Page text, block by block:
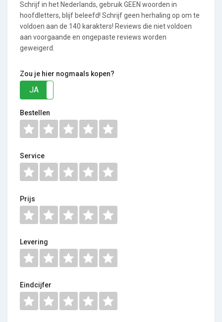
Schrijf in het Nederlands, gebruik GEEN woorden in
hoofdletters, blijf beleefd! Schrijf geen herhaling op om te
voldoen aan de 140 karakters! Reviews die niet voldoen
aan voorgaande en ongepaste reviews worden
geweigerd.
Zou je hier nogmaals kopen?
JA
Bestellen
Service
Prijs
Levering
Eindcijfer